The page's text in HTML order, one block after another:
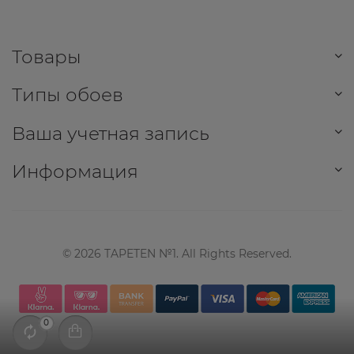
Товары
Типы обоев
Ваша учетная запись
Информация
© 2026 TAPETEN №1. All Rights Reserved.
0